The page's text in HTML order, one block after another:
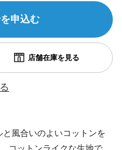
申込む
風合いのよいコットンを
コットンライクな生地で、